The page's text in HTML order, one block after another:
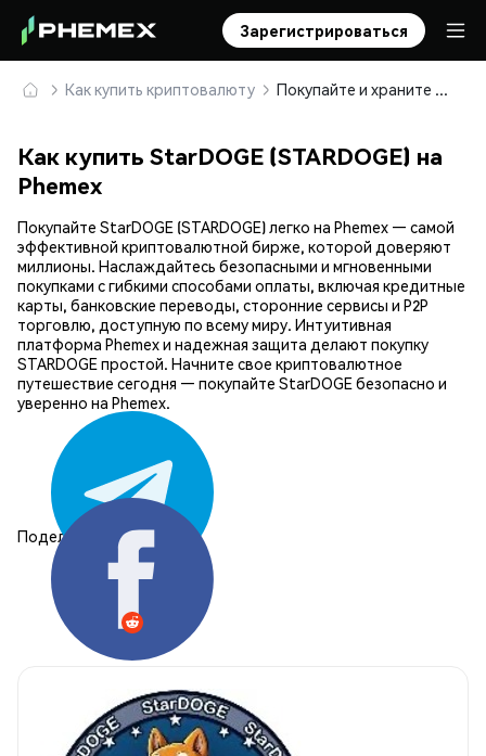
Зарегистрироваться
Как купить криптовалюту Покупайте и храните StarDOGE (STARDOGE) безопасно
Как купить StarDOGE (STARDOGE) на
Phemex
Покупайте StarDOGE (STARDOGE) легко на Phemex — самой
эффективной криптовалютной бирже, которой доверяют
миллионы. Наслаждайтесь безопасными и мгновенными
покупками с гибкими способами оплаты, включая кредитные
карты, банковские переводы, сторонние сервисы и P2P
торговлю, доступную по всему миру. Интуитивная
платформа Phemex и надежная защита делают покупку
STARDOGE простой. Начните свое криптовалютное
путешествие сегодня — покупайте StarDOGE безопасно и
уверенно на Phemex.
Поделиться: